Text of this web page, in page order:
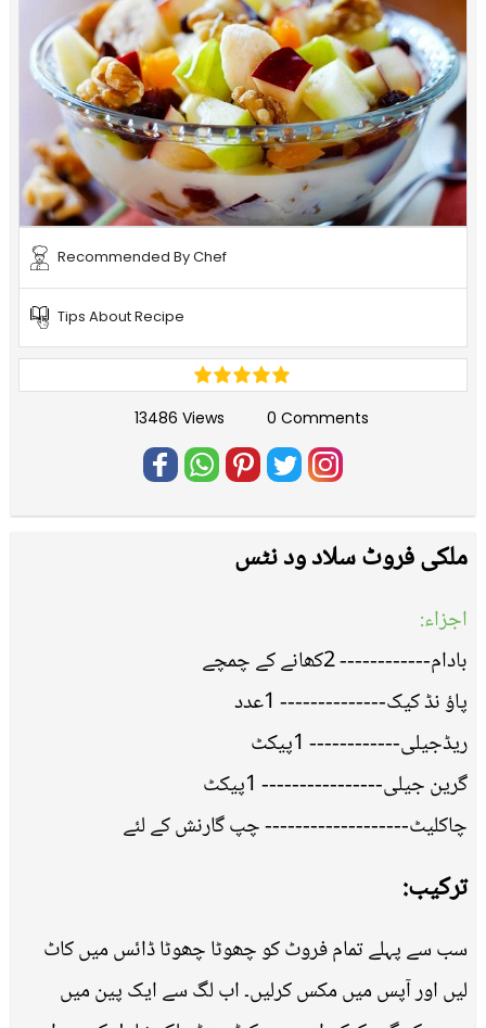
Recommended By Chef
Tips About Recipe
13486 Views 0 Comments
ملکی فروٹ سلاد ود نٹس
اجزاء:
بادام------------ 2کھانے کے چمچے
پاﺅ نڈ کیک-------------- 1عدد
ریڈجیلی------------ 1پیکٹ
گرین جیلی---------------- 1پیکٹ
چاکلیٹ------------------- چپ گارنش کے لئے
ترکیب:
سب سے پہلے تمام فروٹ کو چھوٹا چھوٹا ڈائس میں کاٹ
لیں اور آپس میں مکس کرلیں۔ اب لگ سے ایک پین میں